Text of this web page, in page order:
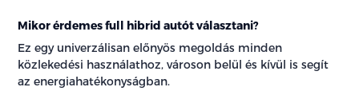
Mikor érdemes full hibrid autót választani?
Ez egy univerzálisan előnyös megoldás minden
közlekedési használathoz, városon belül és kívül is segít
az energiahatékonyságban.